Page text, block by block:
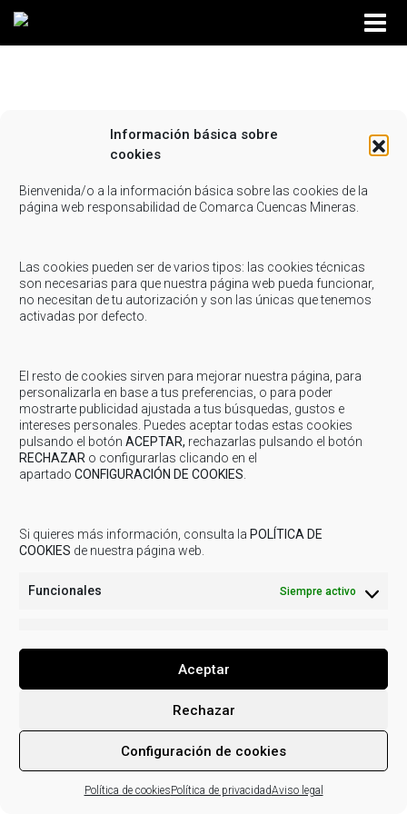
Información básica sobre
cookies
Bienvenida/o a la información básica sobre las cookies de la
página web responsabilidad de Comarca Cuencas Mineras.
Las cookies pueden ser de varios tipos: las cookies técnicas
son necesarias para que nuestra página web pueda funcionar,
no necesitan de tu autorización y son las únicas que tenemos
activadas por defecto.
El resto de cookies sirven para mejorar nuestra página, para
personalizarla en base a tus preferencias, o para poder
mostrarte publicidad ajustada a tus búsquedas, gustos e
intereses personales. Puedes aceptar todas estas cookies
pulsando el botón ACEPTAR, rechazarlas pulsando el botón
RECHAZAR o configurarlas clicando en el
apartado CONFIGURACIÓN DE COOKIES.
Si quieres más información, consulta la POLÍTICA DE
COOKIES de nuestra página web.
Funcionales Siempre activo
Aceptar
Rechazar
Configuración de cookies
Política de cookiesPolítica de privacidadAviso legal
psicomotricidad infantil
Política de Privacidad
cookies
Actividades de tratamiento